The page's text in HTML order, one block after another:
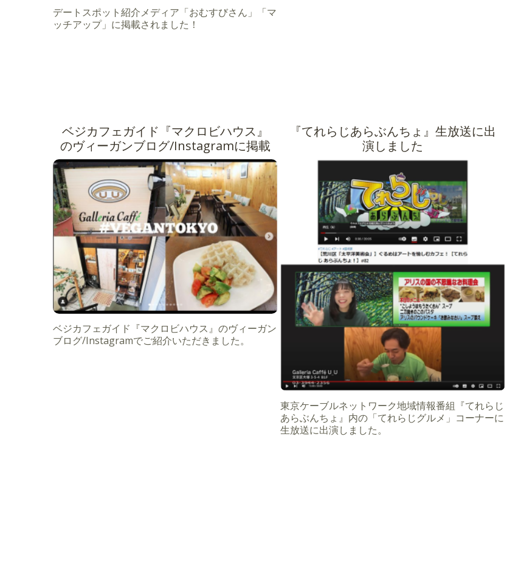
デートスポット紹介メディア「おむすびさん」「マ
ッチアップ」に掲載されました！
ベジカフェガイド『マクロビハウス』
のヴィーガンブログ/Instagramに掲載
ベジカフェガイド『マクロビハウス』のヴィーガン
ブログ/Instagramでご紹介いただきました。
『てれらじあらぶんちょ』生放送に出
演しました
東京ケーブルネットワーク地域情報番組『てれらじ
あらぶんちょ』内の「てれらじグルメ」コーナーに
生放送に出演しました。